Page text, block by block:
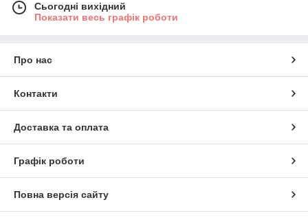
Сьогодні вихідний
Показати весь графік роботи
Про нас
Контакти
Доставка та оплата
Графік роботи
Повна версія сайту